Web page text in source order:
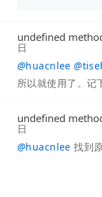
undefined
日
@huacnlee @
所以就使用了。记
undefined
日
@huacnlee 找到